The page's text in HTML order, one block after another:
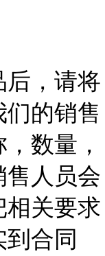
后，请将
的销售
数量，
售人员会
相关要求
合同